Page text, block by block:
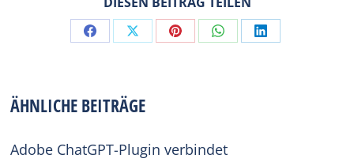
Share Share Share Share Share
ÄHNLICHE BEITRÄGE
Adobe ChatGPT-Plugin verbindet